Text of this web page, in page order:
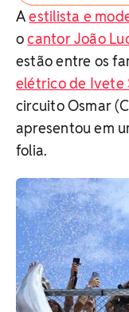
Aestilista e
ocantor João
estão entre os
elétrico de Ivete
circuito Osmar
apresentou em
folia.